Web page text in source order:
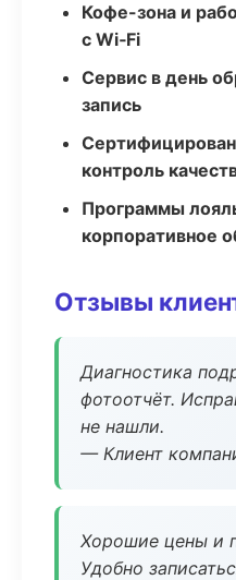
Кофе-зона и
с Wi‑Fi
Сервис в день
запись
контроль
Программы
корпоративное
Отзывы
Диагностика
фотоотчёт.
не нашли.
— Клиент
Хорошие цены и
Удобно